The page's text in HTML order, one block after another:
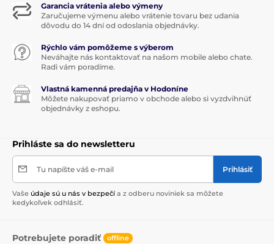
Garancia vrátenia alebo výmeny
Zaručujeme výmenu alebo vrátenie tovaru bez udania
dôvodu do 14 dní od odoslania objednávky.
Rýchlo vám pomôžeme s výberom
Neváhajte nás kontaktovať na našom mobile alebo chate.
Radi vám poradíme.
Vlastná kamenná predajňa v Hodoníne
Môžete nakupovať priamo v obchode alebo si vyzdvihnúť
objednávky z eshopu.
Prihláste sa do newsletteru
Tu napíšte váš e-mail Prihlásiť
Vaše údaje sú u nás v bezpečí a z odberu noviniek sa môžete
kedykoľvek odhlásiť.
Potrebujete poradiť offline